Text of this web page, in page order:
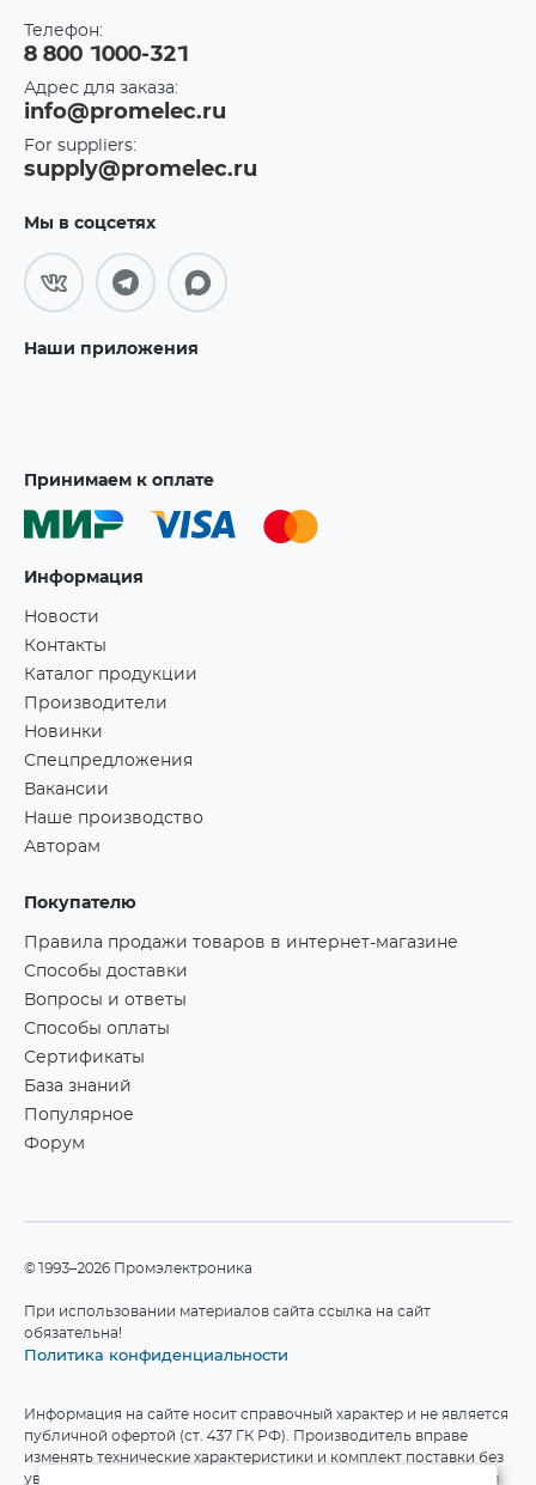
Телефон:
8 800 1000-321
Адрес для заказа:
info@promelec.ru
For suppliers:
supply@promelec.ru
Мы в соцсетях
Наши приложения
Принимаем к оплате
Информация
Новости
Контакты
Каталог продукции
Производители
Новинки
Спецпредложения
Вакансии
Наше производство
Авторам
Покупателю
Правила продажи товаров в интернет-магазине
Способы доставки
Вопросы и ответы
Способы оплаты
Сертификаты
База знаний
Популярное
Форум
©1993–2026 Промэлектроника
При использовании материалов сайта ссылка на сайт
обязательна!
Политика конфиденциальности
Информация на сайте носит справочный характер и не является
публичной офертой (ст. 437 ГК РФ). Производитель вправе
изменять технические характеристики и комплект поставки без
уведомления. Актуальные данные приведены на официальном